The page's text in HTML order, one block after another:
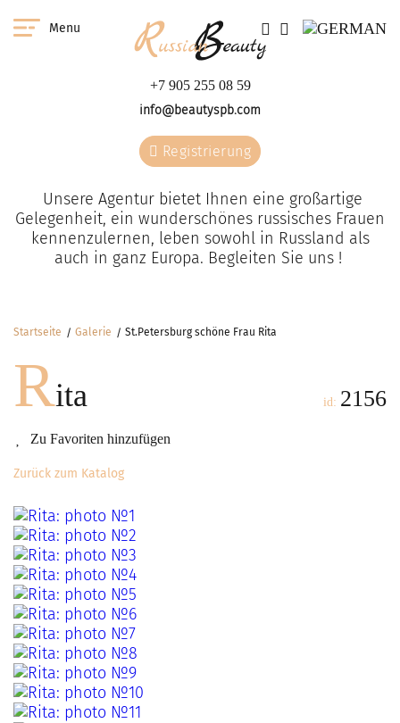
Menu
+7 905 255 08 59
info@beautyspb.com
Registrierung
Unsere Agentur bietet Ihnen eine großartige
Gelegenheit, ein wunderschönes russisches Frauen
kennenzulernen, leben sowohl in Russland als
auch in ganz Europa. Begleiten Sie uns !
Startseite Galerie St.Petersburg schöne Frau Rita
Rita
Zu Favoriten hinzufügen
id: 2156
Zurück zum Katalog